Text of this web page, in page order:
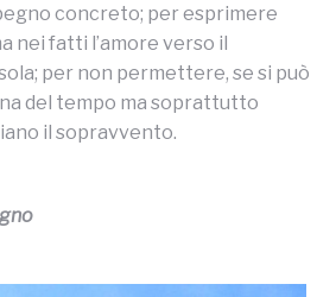
concreto; per esprimere
nei fatti l’amore verso il
per non permettere, se si può
del tempo ma soprattutto
il sopravvento.